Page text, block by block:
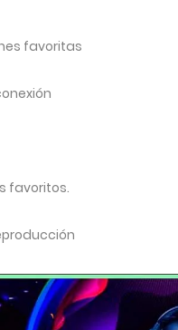
favoritas
favoritos.